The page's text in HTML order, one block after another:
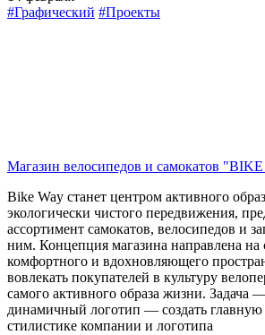
#Графический #Проекты
Магазин велосипедов и самокатов
Bike Way станет центром активного
экологически чистого передвижения,
ассортимент самокатов, велосипедов и
ним. Концепция магазина направлена на
комфортного и вдохновляющего
вовлекать покупателей в культуру
самого активного образа жизни. Задача
динамичный логотип — создать главную
стилистике компании и логотипа